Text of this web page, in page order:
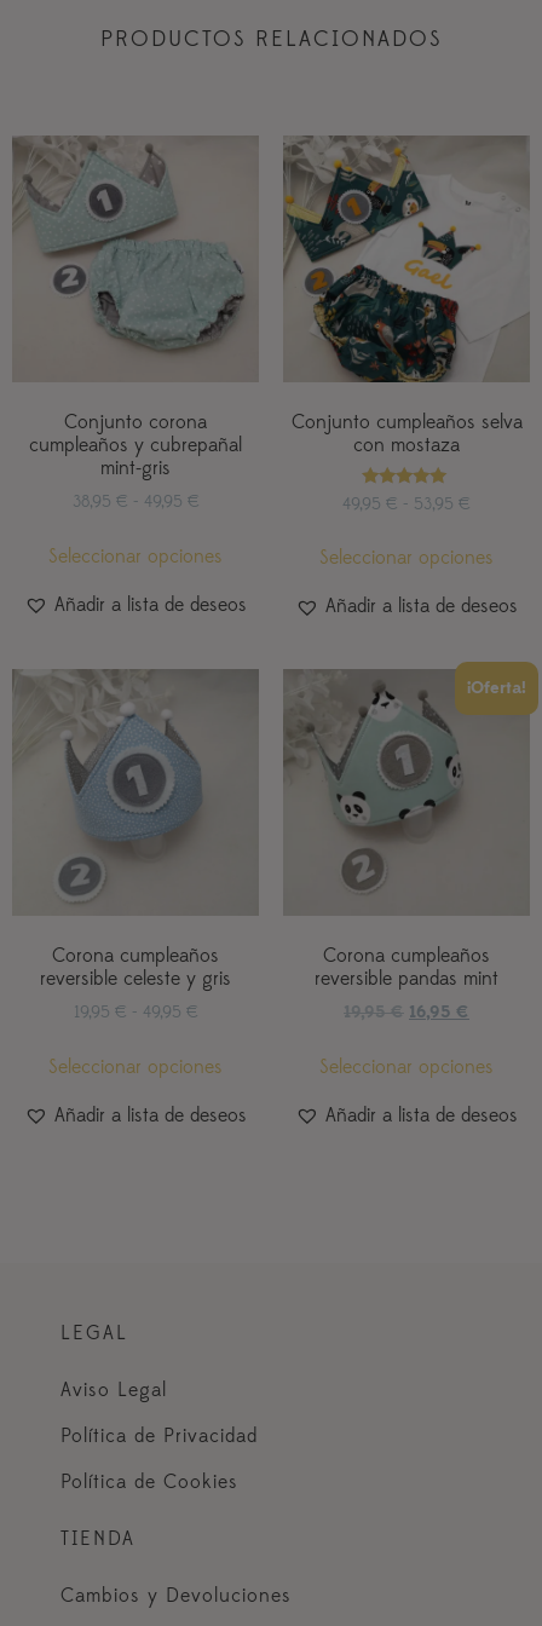
PRODUCTOS RELACIONADOS
Conjunto corona
cumpleaños y cubrepañal
mint-gris
38,95 € - 49,95 €
Seleccionar opciones
Añadir a lista de deseos
Conjunto cumpleaños selva
con mostaza
Valorado
con
49,95 € - 53,95 €
Seleccionar opciones
Añadir a lista de deseos
Corona cumpleaños
reversible celeste y gris
19,95 € - 49,95 €
Seleccionar opciones
Añadir a lista de deseos
¡Oferta!
Corona cumpleaños
reversible pandas mint
19,95€ 16,95 €
Seleccionar opciones
Añadir a lista de deseos
LEGAL
Aviso Legal
Política de Privacidad
Política de Cookies
TIENDA
Cambios y Devoluciones